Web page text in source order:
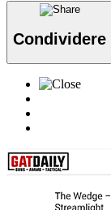
Condividere